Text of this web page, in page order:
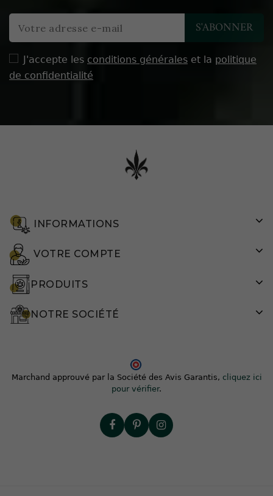
J'accepte les conditions générales et la politique
de confidentialité
INFORMATIONS
VOTRE COMPTE
PRODUITS
NOTRE SOCIÉTÉ
Marchand approuvé par la Société des Avis Garantis, cliquez ici
pour vérifier.